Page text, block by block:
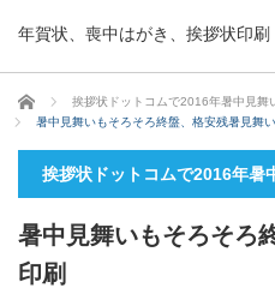
年賀状、喪中はがき、挨拶状印刷
ホーム 挨拶状ドットコムで2016年暑中見舞
暑中見舞いもそろそろ終盤、格安残暑見舞
挨拶状ドットコムで2016年暑
暑中見舞いもそろそろ
印刷